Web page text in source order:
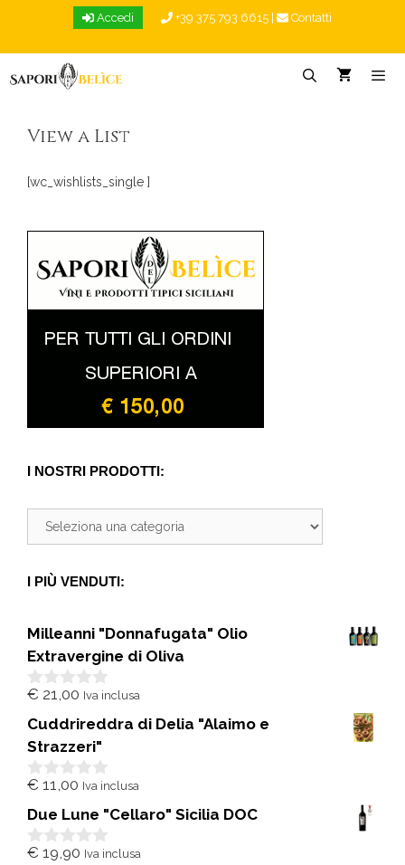
Accedi +39 375 793 6615 Contatti
View a List
[wc_wishlists_single ]
I NOSTRI PRODOTTI:
I PIÙ VENDUTI:
Milleanni "Donnafugata" Olio
Extravergine di Oliva
0
u
5
€ 21,00 Iva inclusa
Cuddrireddra di Delia "Alaimo e
Strazzeri"
0
u
5
€ 11,00 Iva inclusa
Due Lune "Cellaro" Sicilia DOC
0
€ 19,90 Iva inclusa